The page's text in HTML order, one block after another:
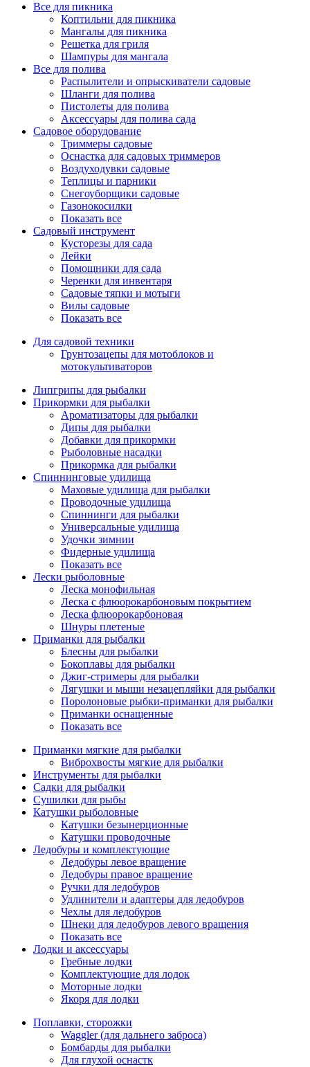
Все для пикника
Коптильни для пикника
Мангалы для пикника
Решетка для гриля
Шампуры для мангала
Все для полива
Распылители и опрыскиватели садовые
Шланги для полива
Пистолеты для полива
Аксессуары для полива сада
Садовое оборудование
Триммеры садовые
Оснастка для садовых триммеров
Воздуходувки садовые
Теплицы и парники
Снегоуборщики садовые
Газонокосилки
Показать все
Садовый инструмент
Кусторезы для сада
Лейки
Помощники для сада
Черенки для инвентаря
Садовые тяпки и мотыги
Вилы садовые
Показать все
Для садовой техники
Грунтозацепы для мотоблоков и
мотокультиваторов
Липгрипы для рыбалки
Прикормки для рыбалки
Ароматизаторы для рыбалки
Дипы для рыбалки
Добавки для прикормки
Рыболовные насадки
Прикормка для рыбалки
Спиннинговые удилища
Маховые удилища для рыбалки
Проводочные удилища
Спиннинги для рыбалки
Универсальные удилища
Удочки зимнии
Фидерные удилища
Показать все
Лески рыболовные
Леска монофильная
Леска с флюорокарбоновым покрытием
Леска флюорокарбоновая
Шнуры плетеные
Приманки для рыбалки
Блесны для рыбалки
Бокоплавы для рыбалки
Джиг-стримеры для рыбалки
Лягушки и мыши незацепляйки для рыбалки
Поролоновые рыбки-приманки для рыбалки
Приманки оснащенные
Показать все
Приманки мягкие для рыбалки
Виброхвосты мягкие для рыбалки
Инструменты для рыбалки
Садки для рыбалки
Сушилки для рыбы
Катушки рыболовные
Катушки безынерционные
Катушки проводочные
Ледобуры и комплектующие
Ледобуры левое вращение
Ледобуры правое вращение
Ручки для ледобуров
Удлинители и адаптеры для ледобуров
Чехлы для ледобуров
Шнеки для ледобуров левого вращения
Показать все
Лодки и аксессуары
Гребные лодки
Комплектующие для лодок
Моторные лодки
Якоря для лодки
Поплавки, сторожки
Waggler (для дальнего заброса)
Бомбарды для рыбалки
Для глухой оснастк